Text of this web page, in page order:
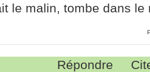
le malin, tombe dans le
Répondre